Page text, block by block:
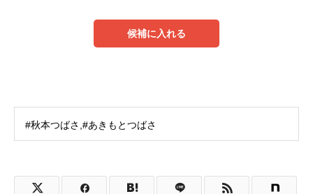
候補に入れる
#秋本つばさ,#あきもとつばさ